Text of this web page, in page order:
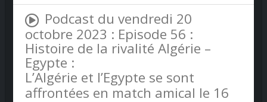
Podcast du vendredi 20
octobre 2023 : Episode 56 :
Histoire de la rivalité Algérie –
Egypte :
L’Algérie et l’Egypte se sont
affrontées en match amical le 16